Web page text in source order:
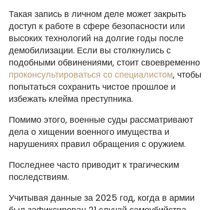
Такая запись в личном деле может закрыть
доступ к работе в сфере безопасности или
высоких технологий на долгие годы после
демобилизации. Если вы столкнулись с
подобными обвинениями, стоит своевременно
проконсультироваться со специалистом, чтобы
попытаться сохранить чистое прошлое и
избежать клейма преступника.
Помимо этого, военные суды рассматривают
дела о хищении военного имущества и
нарушениях правил обращения с оружием.
Последнее часто приводит к трагическим
последствиям.
Учитывая данные за 2025 год, когда в армии